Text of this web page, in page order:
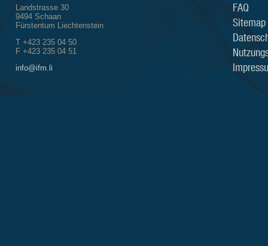
Landstrasse 30
9494 Schaan
Fürstentum Liechtenstein
T +423 235 04 50
F +423 235 04 51
info@ifm.li
FAQ
Sitemap